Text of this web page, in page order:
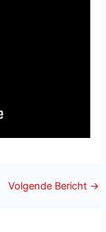
Volgende Bericht →